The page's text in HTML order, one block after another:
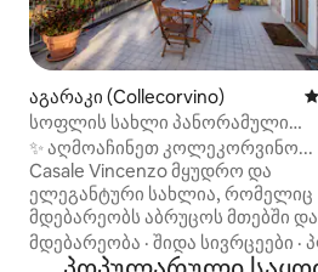
აგარაკი (Collecorvino)
სოფლის სახლი პანორამული
ტერასით კოლეკორვინოში
​✨ აღმოაჩინეთ კოლეკორვინო...
Casale Vincenzo მყუდრო და
ელეგანტური სახლია, რომელიც
მდებარეობს აბრუცოს მთებში და
გარშემორტყმულია ზეთისხილის
ბაღებითა და ვენახებით. აქ
მდებარეობა · შიდა სივრცეები ·